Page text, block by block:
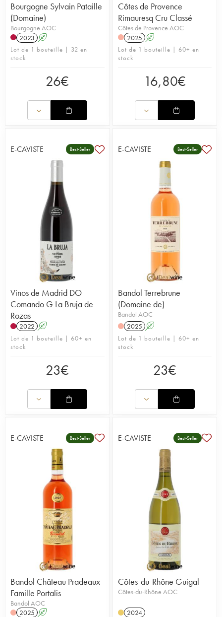
Bourgogne Sylvain Pataille
(Domaine)
Bourgogne AOC
2023 A
Lot de 1 bouteille | 32 en
stock
26€
Côtes de Provence
Rimauresq Cru Classé
Côtes de Provence AOC
2025 A
Lot de 1 bouteille | 60+ en
stock
16,80€
E-CAVISTE Best-Seller
Vinos de Madrid DO
Comando G La Bruja de
Rozas
2022 A
Lot de 1 bouteille | 60+ en
stock
23€
E-CAVISTE Best-Seller
Bandol Terrebrune
(Domaine de)
Bandol AOC
2025 A
Lot de 1 bouteille | 60+ en
stock
23€
E-CAVISTE Best-Seller
Bandol Château Pradeaux
Famille Portalis
Bandol AOC
2025 A
E-CAVISTE Best-Seller
Côtes-du-Rhône Guigal
Côtes-du-Rhône AOC
2024